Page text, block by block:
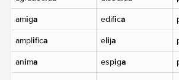
amiga edifica
amplifica elija
anima espiga